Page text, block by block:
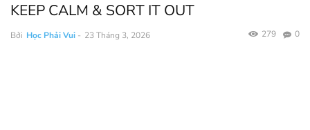
KEEP CALM & SORT IT OUT
Bởi Học Phải Vui - 23 Tháng 3, 2026 0
279